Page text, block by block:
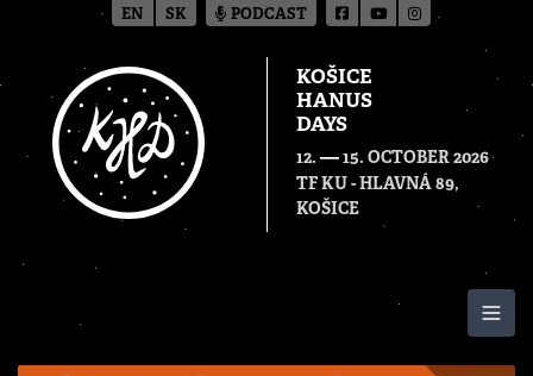
KOŠICE
HANUS
DAYS
12. — 15. OCTOBER 2026
TF KU - HLAVNÁ 89,
KOŠICE
EN SK PODCAST